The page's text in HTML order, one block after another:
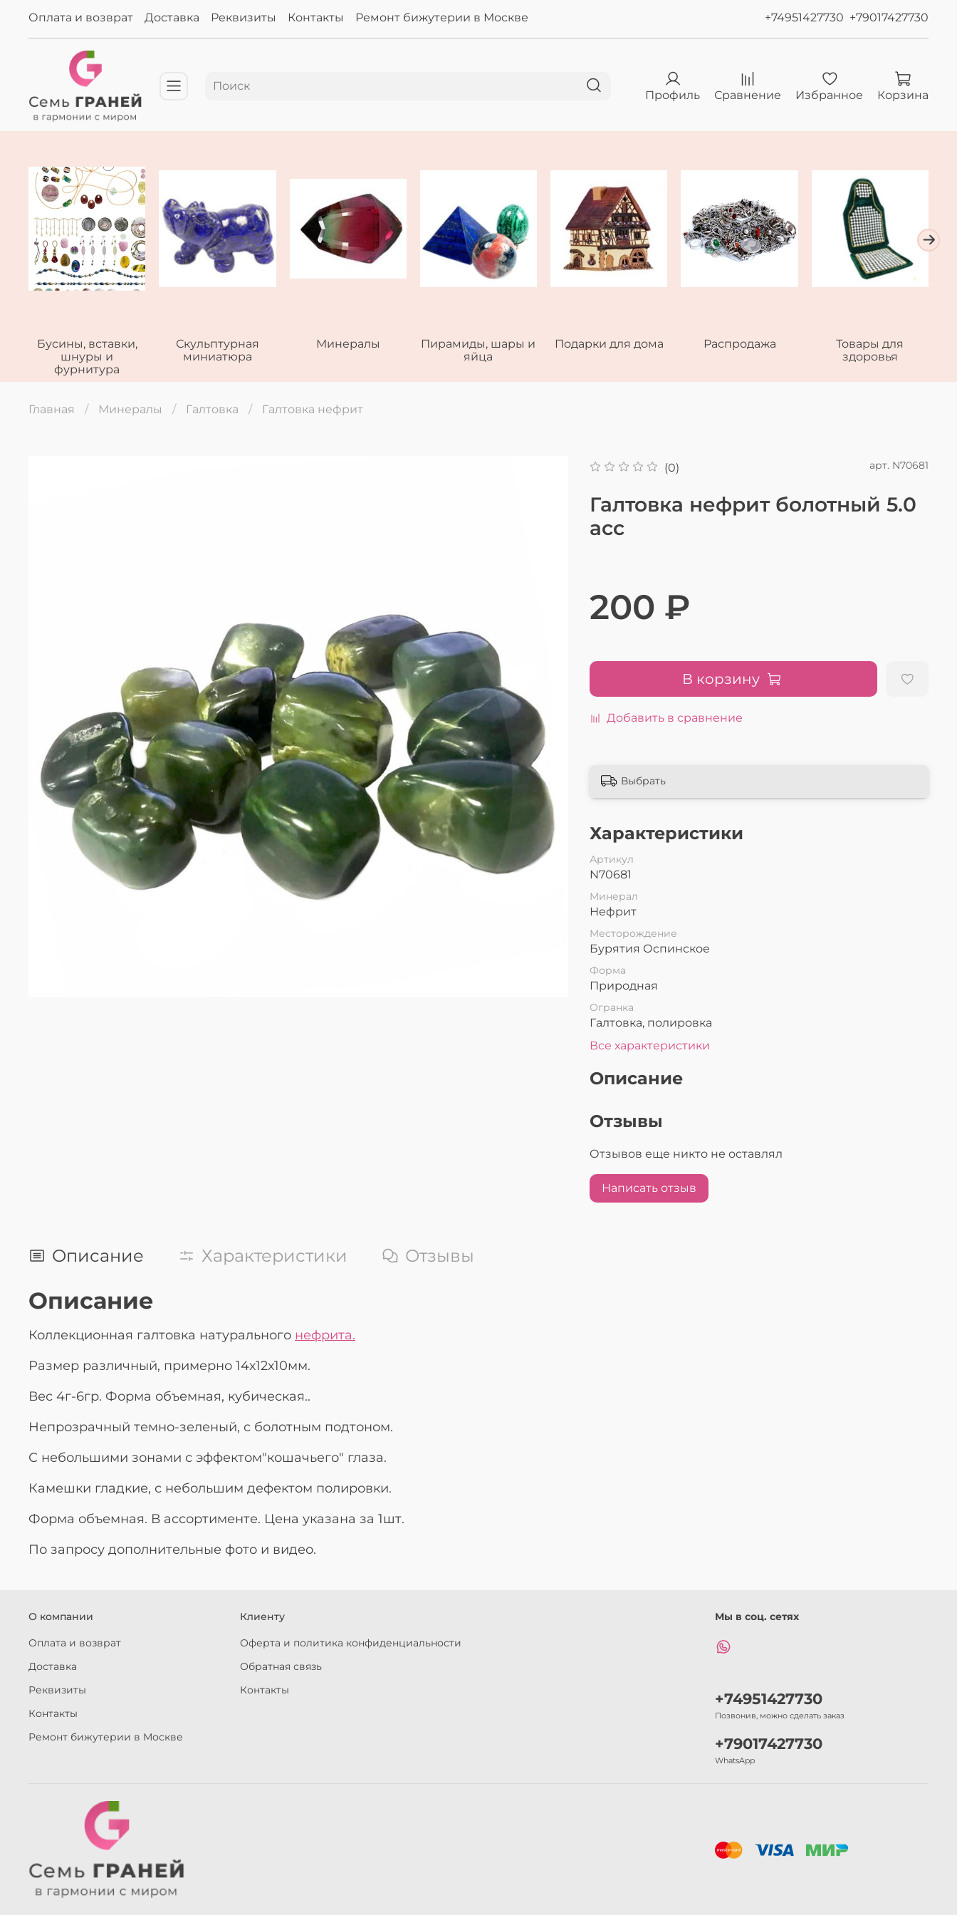
Оплата и возврат Доставка Реквизиты Контакты Ремонт бижутерии в Москве +74951427730 +79017427730
Профиль Сравнение Избранное Корзина
Бусины, вставки,
шнуры и
фурнитура
Скульптурная
миниатюра
Минералы
Пирамиды, шары и
яйца
Подарки для дома Распродажа
Товары для
здоровья
Главная Минералы Галтовка Галтовка нефрит
(0) арт. N70681
Галтовка нефрит болотный 5.0
асс
200 ₽
В корзину
Добавить в сравнение
Выбрать
Характеристики
Артикул
N70681
Минерал
Нефрит
Месторождение
Бурятия Оспинское
Форма
Природная
Огранка
Галтовка, полировка
Все характеристики
Описание
Отзывы
Отзывов еще никто не оставлял
Написать отзыв
Описание Характеристики Отзывы
Описание
Коллекционная галтовка натурального нефрита.
Размер различный, примерно 14х12х10мм.
Вес 4г-6гр. Форма объемная, кубическая..
Непрозрачный темно-зеленый, с болотным подтоном.
С небольшими зонами с эффектом"кошачьего" глаза.
Камешки гладкие, с небольшим дефектом полировки.
Форма объемная. В ассортименте. Цена указана за 1шт.
По запросу дополнительные фото и видео.
О компании
Оплата и возврат
Доставка
Реквизиты
Контакты
Ремонт бижутерии в Москве
Клиенту
Оферта и политика конфиденциальности
Обратная связь
Контакты
Мы в соц. сетях
+74951427730
Позвонив, можно сделать заказ
+79017427730
WhatsApp